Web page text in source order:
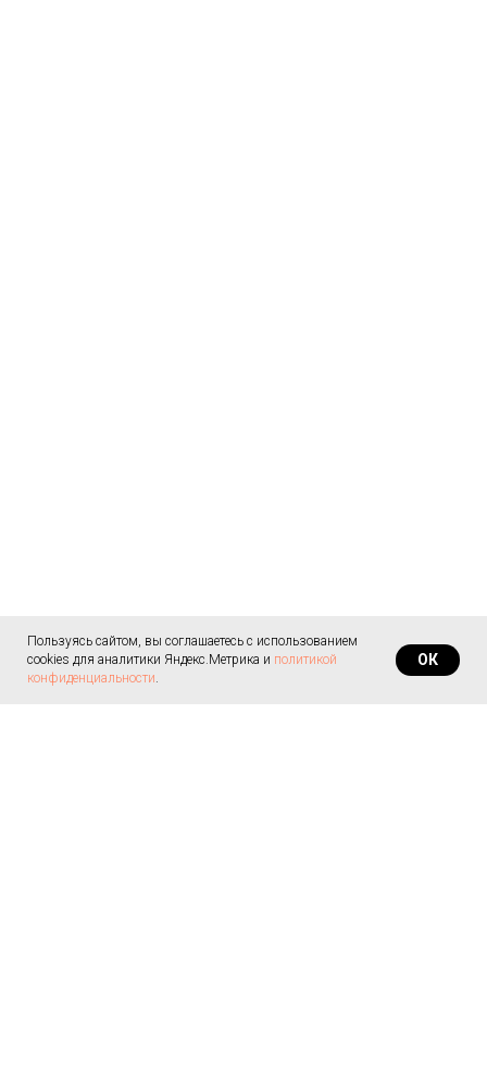
Пользуясь сайтом, вы соглашаетесь с использованием
cookies для аналитики Яндекс.Метрика и политикой
конфиденциальности.
ОК